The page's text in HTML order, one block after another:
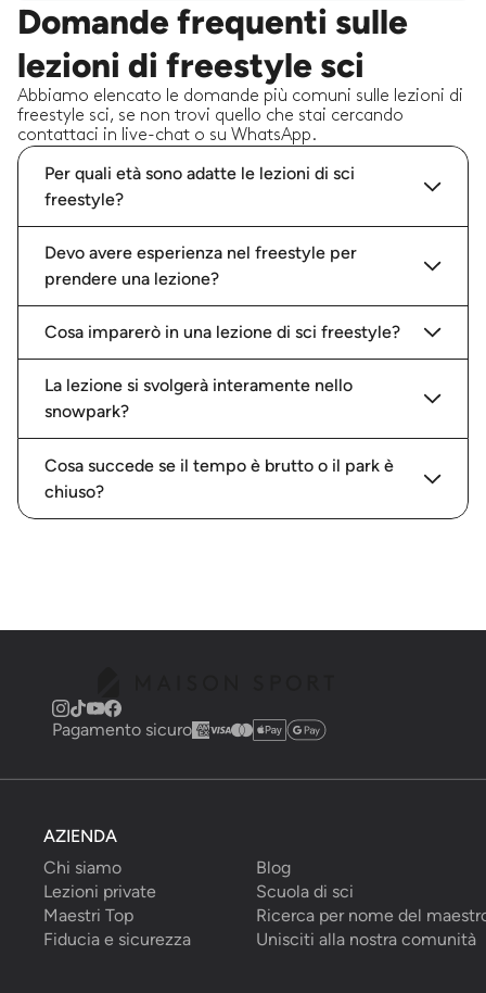
Domande frequenti sulle
lezioni di freestyle sci
Abbiamo elencato le domande più comuni sulle lezioni di
freestyle sci, se non trovi quello che stai cercando
contattaci in live-chat o su WhatsApp.
Per quali età sono adatte le lezioni di sci
freestyle?
Devo avere esperienza nel freestyle per
prendere una lezione?
Cosa imparerò in una lezione di sci freestyle?
La lezione si svolgerà interamente nello
snowpark?
Cosa succede se il tempo è brutto o il park è
chiuso?
Pagamento sicuro
AZIENDA
Chi siamo
Blog
Lezioni private
Scuola di sci
Maestri Top
Ricerca per nome del
Fiducia e sicurezza
Unisciti alla nostra comunità